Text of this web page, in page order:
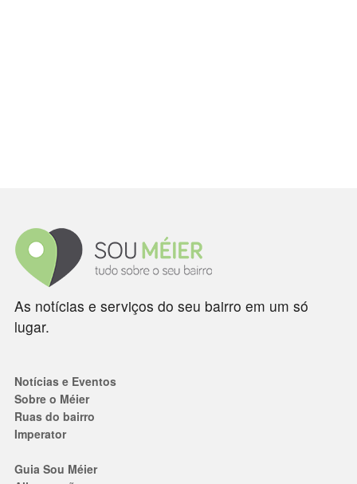
As notícias e serviços do seu bairro em um só
lugar.
Notícias e Eventos
Sobre o Méier
Ruas do bairro
Imperator
Guia Sou Méier